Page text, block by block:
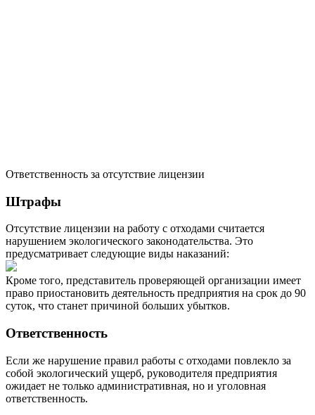
Ответственность за отсутствие лицензии
Штрафы
Отсутствие лицензии на работу с отходами считается
нарушением экологического законодательства. Это
предусматривает следующие виды наказаний:
Кроме того, представитель проверяющей организации имеет
право приостановить деятельность предприятия на срок до 90
суток, что станет причиной больших убытков.
Ответственность
Если же нарушение правил работы с отходами повлекло за
собой экологический ущерб, руководителя предприятия
ожидает не только административная, но и уголовная
ответственность.